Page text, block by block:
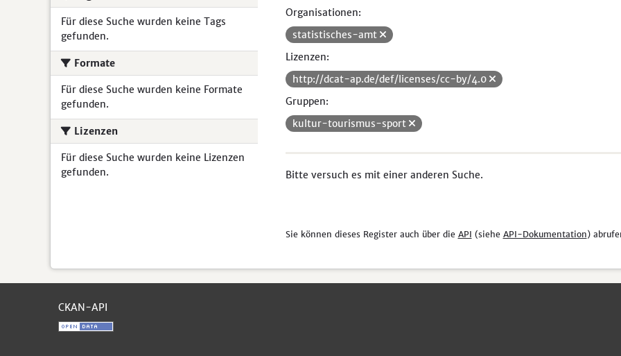
Für diese Suche wurden keine Tags
gefunden.
Formate
Für diese Suche wurden keine Formate
gefunden.
Lizenzen
Für diese Suche wurden keine Lizenzen
gefunden.
Organisationen:
statistisches-amt
Lizenzen:
http://dcat-ap.de/def/licenses/cc-by/4.0
Gruppen:
kultur-tourismus-sport
Bitte versuch es mit einer anderen Suche.
Sie können dieses Register auch über die API (siehe API-Dokumentation)
CKAN-API